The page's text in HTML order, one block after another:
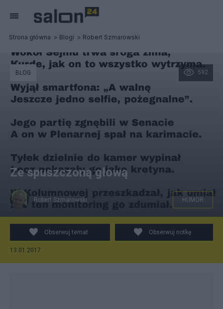
Strona główna Blogi Robert Szmarowski
592
BLOG
Ze spuszczoną głową
Robert Szmarowski HUMOR
Obserwuj temat Obserwuj notkę
13.01.2017